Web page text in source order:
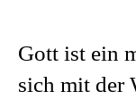
Gott ist ein
sich mit der